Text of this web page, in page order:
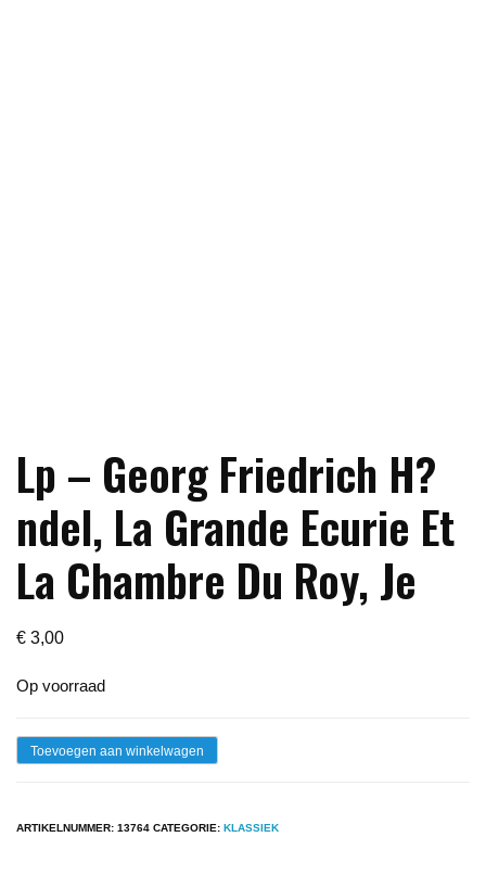
Lp – Georg Friedrich H?
ndel, La Grande Ecurie Et
La Chambre Du Roy, Je
€ 3,00
Op voorraad
LpToevoegen aan winkelwagen
ARTIKELNUMMER: 13764 CATEGORIE: KLASSIEK